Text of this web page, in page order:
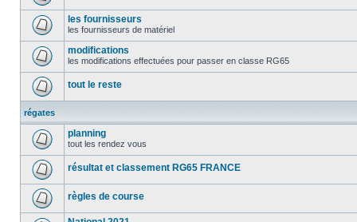
les fournisseurs
les fournisseurs de matériel
modifications
les modifications effectuées pour passer en classe RG65
tout le reste
régates
planning
tout les rendez vous
résultat et classement RG65 FRANCE
règles de course